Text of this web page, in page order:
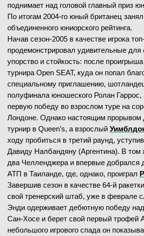
поднимает над головой главный приз
По итогам 2004-го юный британец
объединенного юниорского рейтинга.
Начав сезон-2005 в качестве игрока
продемонстрировал удивительные для
упорство и стойкость: после
турнира Open SEAT, куда он попал
специальному приглашению,
полуфинала юношеского Ролан Гаррос,
первую победу во взрослом туре на
Лондоне. Однако настоящим прорывом
турнир в Queen’s, а взрослый
ходу пробиться в третий раунд,
Давиду Налбандяну (Аргентина). В том
два Челленджера и впервые добрался
АТП в Таиланде, где, однако, проиграл
Завершив сезон в качестве 64-й
свой тренерский штаб, уже в феврале
Энди одерживает дебютную победу над
Сан-Хосе и берет свой первый трофей
небольшого игрового спада он